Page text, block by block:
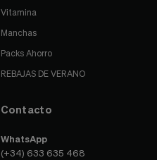
Vitamina
Manchas
Packs Ahorro
REBAJAS DE VERANO
Contacto
WhatsApp
(+34) 633 635 468